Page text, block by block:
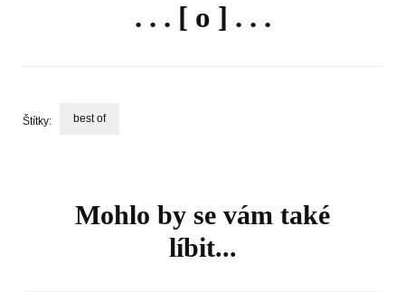
. . . [ o ] . . .
Štítky: best of
Mohlo by se vám také
líbit...